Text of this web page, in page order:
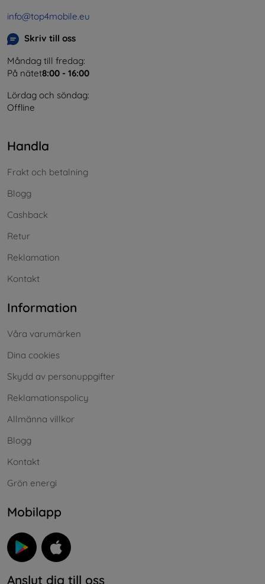
info@top4mobile.eu
Skriv till oss
Måndag till fredag:
På nätet8:00 - 16:00
Lördag och söndag:
Offline
Handla
Frakt och betalning
Blogg
Cashback
Retur
Reklamation
Kontakt
Information
Våra varumärken
Dina cookies
Skydd av personuppgifter
Reklamationspolicy
Allmänna villkor
Blogg
Kontakt
Grön energi
Mobilapp
Anslut dig till oss